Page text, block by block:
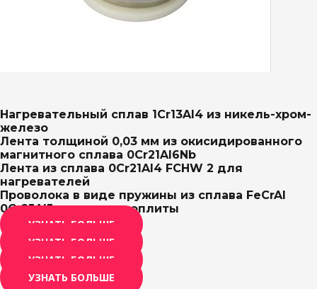
Нагревательный сплав 1Cr13Al4 из никель-хром-
железо
Лента толщиной 0,03 мм из окисидированного
магнитного сплава 0Cr21Al6Nb
Лента из сплава 0Cr21Al4 FCHW 2 для
нагревателей
Проволока в виде пружины из сплава FeCrAl
0Cr25Al5 для электроплиты
УЗНАТЬ БОЛЬШЕ
УЗНАТЬ БОЛЬШЕ
УЗНАТЬ БОЛЬШЕ
УЗНАТЬ БОЛЬШЕ